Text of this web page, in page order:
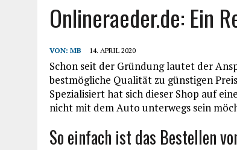
Onlineraeder.de: Ein
VON: MB 14. APRIL 2020
Schon seit der Gründung lautet der
bestmögliche Qualität zu günstigen
Spezialisiert hat sich dieser Shop auf
nicht mit dem Auto unterwegs sein
So einfach ist das Bestellen